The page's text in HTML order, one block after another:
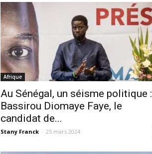
Afrique
Au Sénégal, un séisme politique :
Bassirou Diomaye Faye, le
candidat de...
Stany Franck - 25 mars 2024